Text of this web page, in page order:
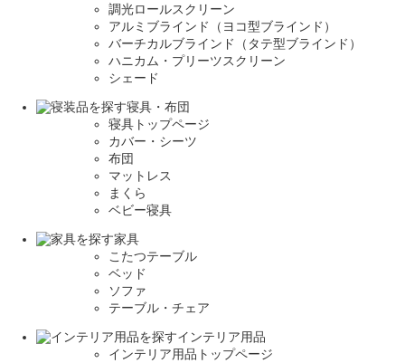
調光ロールスクリーン
アルミブラインド（ヨコ型ブラインド）
バーチカルブラインド（タテ型ブラインド）
ハニカム・プリーツスクリーン
シェード
寝具・布団
寝具トップページ
カバー・シーツ
布団
マットレス
まくら
ベビー寝具
家具
こたつテーブル
ベッド
ソファ
テーブル・チェア
インテリア用品
インテリア用品トップページ